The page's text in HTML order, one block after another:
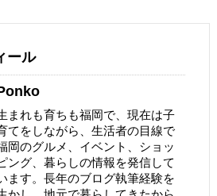
ール
まれも育ちも福岡で、現在は子
てをしながら、生活者の目線で
岡のグルメ、イベント、ショッ
ング、暮らしの情報を発信して
ます。長年のブログ執筆経験を